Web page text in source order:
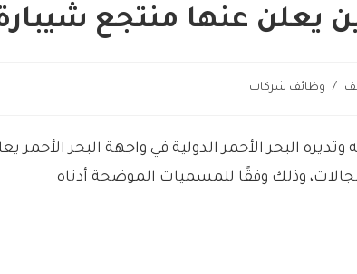
يعلن عنها منتجع
/ وظائف شركات
البحر الأحمر الدولية في واجهة البحر الأحمر
وذلك وفقًا للمسميات الموضحة أدناه